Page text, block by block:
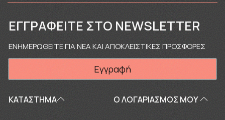
ΚΑΤΑΣΤΗΜΑ Ο ΛΟΓΑΡΙΑΣΜΌΣ ΜΟΥ
ΕΓΓΡΑΦΕΊΤΕ ΣΤΟ NEWSLETTER
ΕΝΗΜΕΡΩΘΕΙΤΕ ΓΙΑ ΝΕΑ ΚΑΙ ΑΠΟΚΛΕΙΣΤΙΚΕΣ ΠΡΟΣΦΟΡΕΣ
Εγγραφή